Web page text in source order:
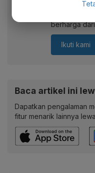
berharga
Ikuti kami
Baca artikel ini
Dapatkan pengalaman
fitur menarik lainnya